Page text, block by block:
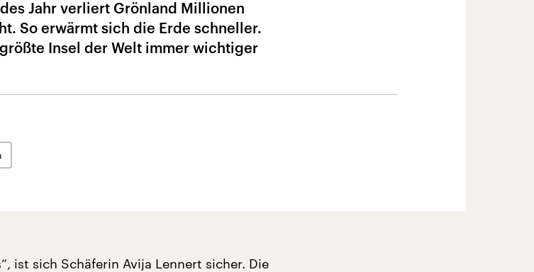
Jahr verliert Grönland Millionen
So erwärmt sich die Erde schneller.
Insel der Welt immer wichtiger
ist sich Schäferin Avija Lennert sicher. Die